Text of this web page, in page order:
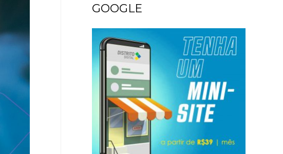
GOOGLE